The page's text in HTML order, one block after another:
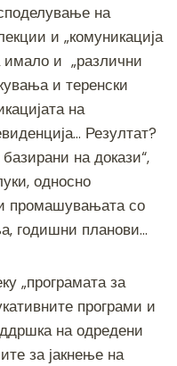
на
и „комуникација
имало и „различни
и теренски
на
Резултат?
на докази“,
односно
промашувањата со
годишни планови…
„програмата за
програми и
на одредени
за јакнење на